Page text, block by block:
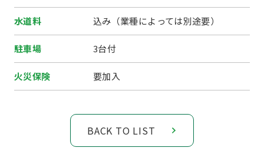
水道料 込み（業種によっては別途要）
駐車場 3台付
火災保険 要加入
BACK TO LIST